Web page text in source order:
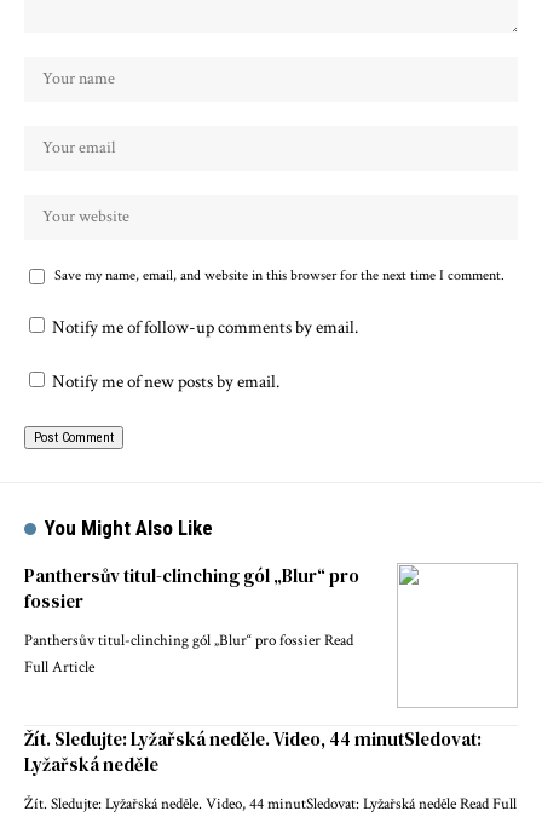
Save my name, email, and website in this browser for the next time I comment.
Notify me of follow-up comments by email.
Notify me of new posts by email.
You Might Also Like
Panthersův titul-clinching gól „Blur“ pro
fossier
Panthersův titul-clinching gól „Blur“ pro fossier Read
Full Article
Žít. Sledujte: Lyžařská neděle. Video, 44 ​​minutSledovat:
Lyžařská neděle
Žít. Sledujte: Lyžařská neděle. Video, 44 ​​minutSledovat: Lyžařská neděle Read Full